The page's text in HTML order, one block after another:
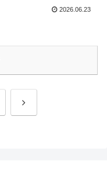
2026.06.23
次